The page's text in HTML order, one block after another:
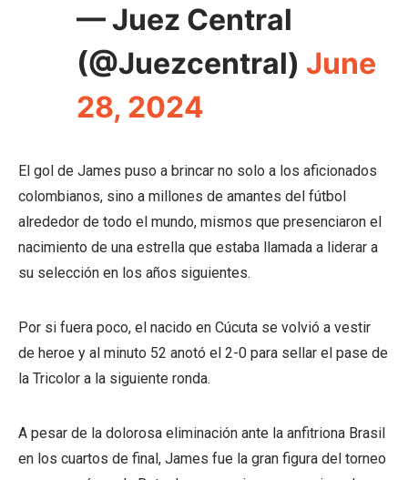
— Juez Central
(@Juezcentral) June
28, 2024
El gol de James puso a brincar no solo a los aficionados
colombianos, sino a millones de amantes del fútbol
alrededor de todo el mundo, mismos que presenciaron el
nacimiento de una estrella que estaba llamada a liderar a
su selección en los años siguientes.
Por si fuera poco, el nacido en Cúcuta se volvió a vestir
de heroe y al minuto 52 anotó el 2-0 para sellar el pase de
la Tricolor a la siguiente ronda.
A pesar de la dolorosa eliminación ante la anfitriona Brasil
en los cuartos de final, James fue la gran figura del torneo